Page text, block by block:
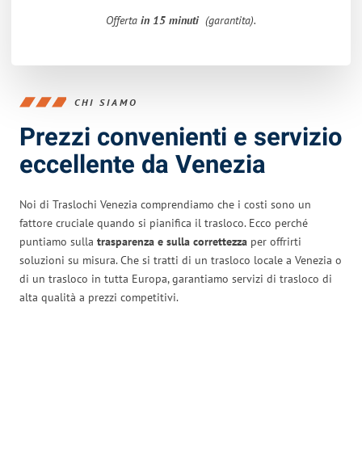
Offerta in 15 minuti (garantita).
CHI SIAMO
Prezzi convenienti e servizio
eccellente da Venezia
Noi di Traslochi Venezia comprendiamo che i costi sono un
fattore cruciale quando si pianifica il trasloco. Ecco perché
puntiamo sulla trasparenza e sulla correttezza per offrirti
soluzioni su misura. Che si tratti di un trasloco locale a Venezia o
di un trasloco in tutta Europa, garantiamo servizi di trasloco di
alta qualità a prezzi competitivi.